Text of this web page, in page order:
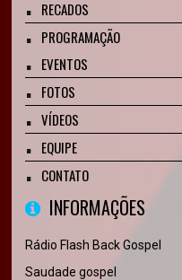
RECADOS
PROGRAMAÇÃO
EVENTOS
FOTOS
VÍDEOS
EQUIPE
CONTATO
INFORMAÇÕES
Rádio Flash Back Gospel
Saudade gospel